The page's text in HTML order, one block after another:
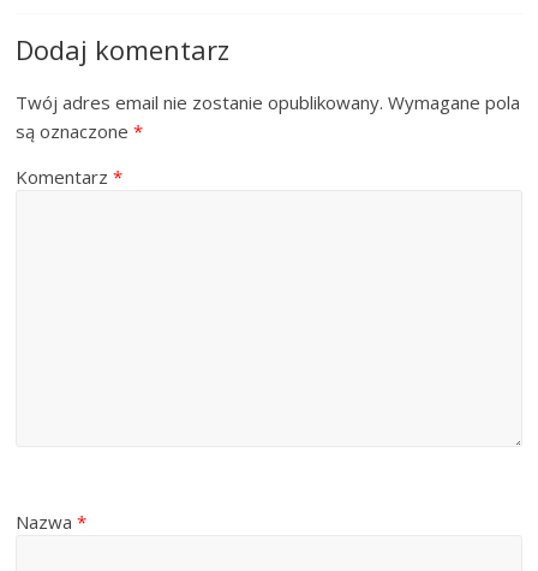
Dodaj komentarz
Twój adres email nie zostanie opublikowany. Wymagane pola
są oznaczone*
Komentarz*
Nazwa*